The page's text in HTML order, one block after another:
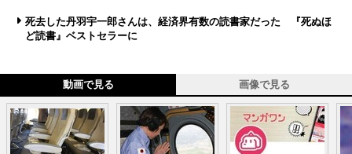
死去した丹羽宇一郎さんは、経済界有数の読書家だった 『死ぬほ
ど読書』ベストセラーに
動画で見る 画像で見る